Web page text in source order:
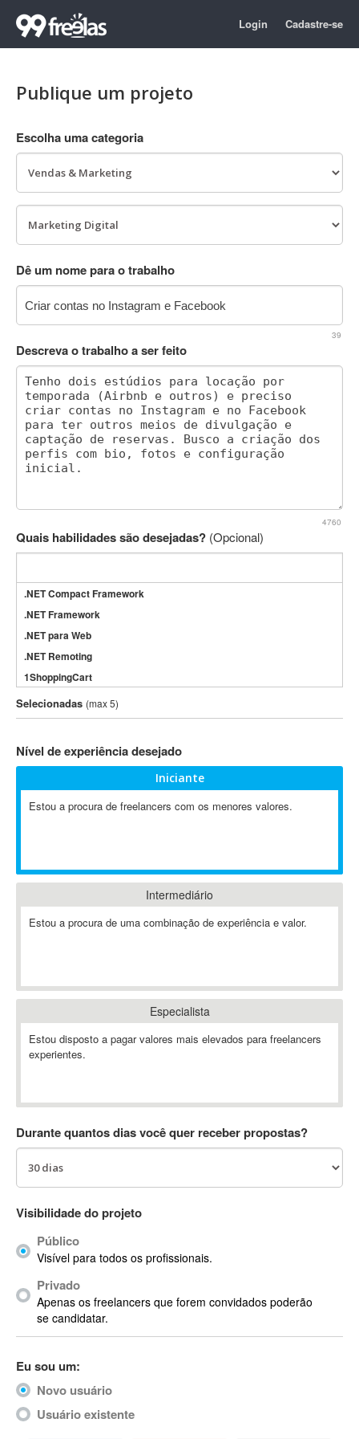
Login Cadastre-se
Publique um projeto
Escolha uma categoria
Dê um nome para o trabalho
39
Descreva o trabalho a ser feito
4760
Quais habilidades são desejadas? (Opcional)
.NET Compact Framework
.NET Framework
.NET para Web
.NET Remoting
1ShoppingCart
3DS Max
3GSM
802.11
A-GPS
ABAP
Abaqus
ABBYY FineReader
Ableton
Ableton Push
Abstract
AC3
ACID Pro
ACPI
Acrobat
Acrobat X
Acronis
ACT
Actimize
ActionScript
ActionScript 3
Selecionadas (max 5)
Nível de experiência desejado
Iniciante
Estou a procura de freelancers com os menores valores.
Intermediário
Estou a procura de uma combinação de experiência e valor.
Especialista
Estou disposto a pagar valores mais elevados para freelancers
experientes.
Durante quantos dias você quer receber propostas?
Visibilidade do projeto
Público
Visível para todos os profissionais.
Privado
Apenas os freelancers que forem convidados poderão
se candidatar.
Eu sou um:
Novo usuário
Usuário existente